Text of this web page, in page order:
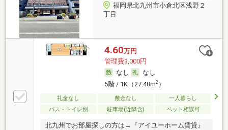
福岡県北九州市小倉北区浅野２
丁目
4.60万円
管理費3,000円
なし
なし
5階 / 1K（27.48m2）
礼金なし 敷金なし
一人暮らし
バス・トイレ別
駐車場(近隣含) ペット相談可
北九州でお部屋探しの方は→『アイユーホーム賃貸』